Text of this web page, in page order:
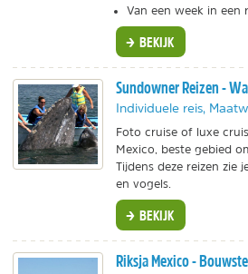
Van een week in een
BEKIJK
Sundowner Reizen -
Individuele reis,
Foto cruise of luxe
Mexico, beste gebied
Tijdens deze reizen zie
en vogels.
BEKIJK
Riksja Mexico -